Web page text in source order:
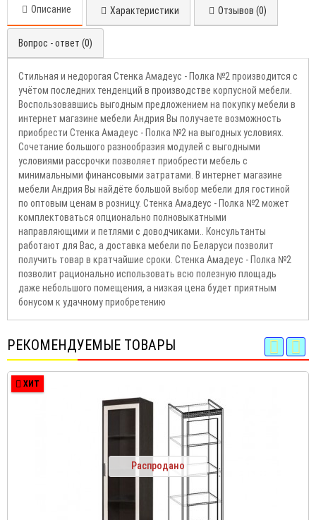
Описание Характеристики Отзывов (0)
Вопрос - ответ (0)
Стильная и недорогая Стенка Амадеус - Полка №2 производится с
учётом последних тенденций в производстве корпусной мебели.
Воспользовавшись выгодным предложением на покупку мебели в
интернет магазине мебели Андрия Вы получаете возможность
приобрести Стенка Амадеус - Полка №2 на выгодных условиях.
Сочетание большого разнообразия модулей с выгодными
условиями рассрочки позволяет приобрести мебель с
минимальными финансовыми затратами. В интернет магазине
мебели Андрия Вы найдёте большой выбор мебели для гостиной
по оптовым ценам в розницу. Стенка Амадеус - Полка №2 может
комплектоваться опционально полновыкатными
направляющими и петлями с доводчиками.. Консультанты
работают для Вас, а доставка мебели по Беларуси позволит
получить товар в кратчайшие сроки. Стенка Амадеус - Полка №2
позволит рационально использовать всю полезную площадь
даже небольшого помещения, а низкая цена будет приятным
бонусом к удачному приобретению
РЕКОМЕНДУЕМЫЕ ТОВАРЫ
ХИТ
Распродано